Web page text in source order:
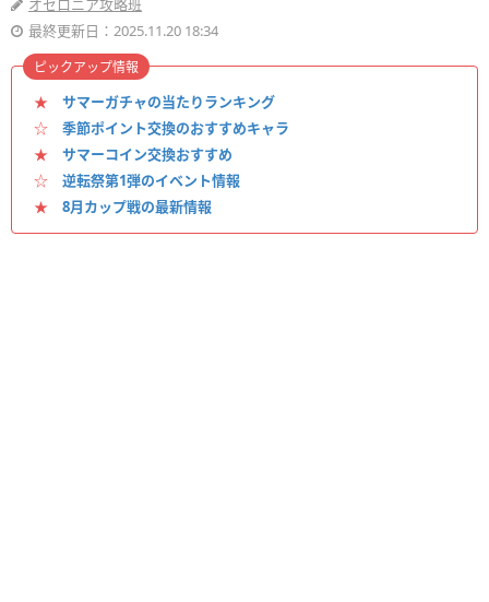
オセロニア攻略班
最終更新日：2025.11.20 18:34
★ サマーガチャの当たりランキング
☆ 季節ポイント交換のおすすめキャラ
★ サマーコイン交換おすすめ
☆ 逆転祭第1弾のイベント情報
★ 8月カップ戦の最新情報
ピックアップ情報